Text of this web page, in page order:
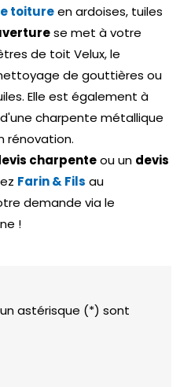
toitureen ardoises, tuiles
se met à votre
de toit Velux, le
de gouttières ou
Elle est également à
charpente métallique
rénovation.
charpenteou un devis
Farin & Fils au
demande via le
!
astérisque (*) sont